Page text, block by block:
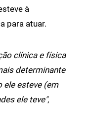
à
para atuar.
clínica e física
determinante
ele esteve (em
ele teve",